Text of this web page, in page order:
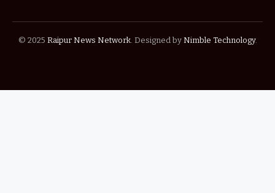
© 2025 Raipur News Network. Designed by Nimble Technology.